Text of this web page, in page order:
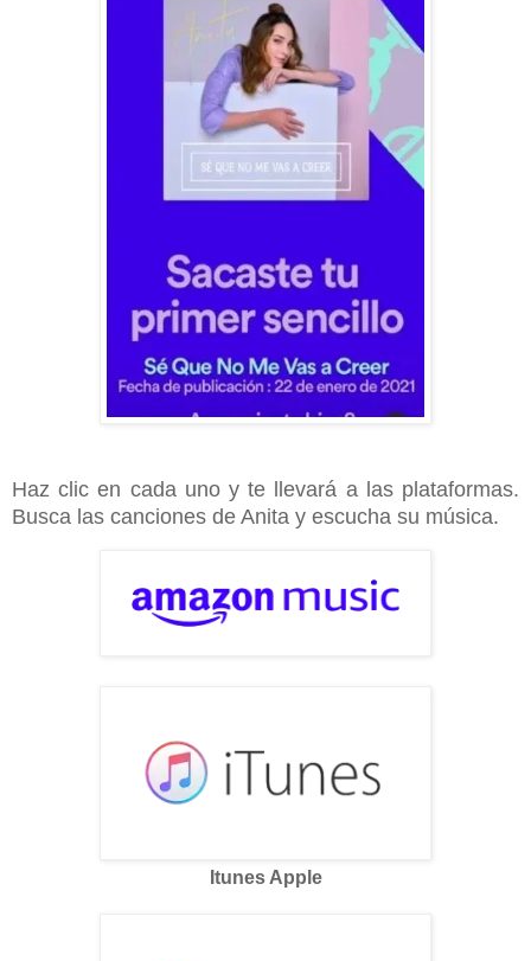
Haz clic en cada uno y te llevará a las plataformas.
Busca las canciones de Anita y escucha su música.
Itunes Apple